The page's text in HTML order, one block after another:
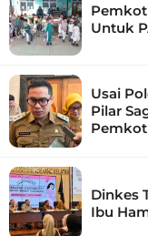
Untuk
Usai
Pilar
Pemkot
Dinkes
Ibu